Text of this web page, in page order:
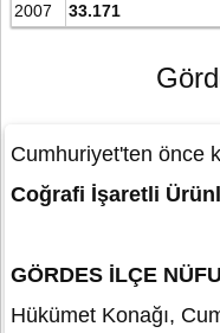
2007
33.171
Cumhuriyet'ten önce
Coğrafi İşaretli
GÖRDES İLÇE
Hükümet Konağı,